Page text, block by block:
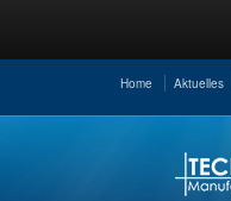
Home Aktuelles